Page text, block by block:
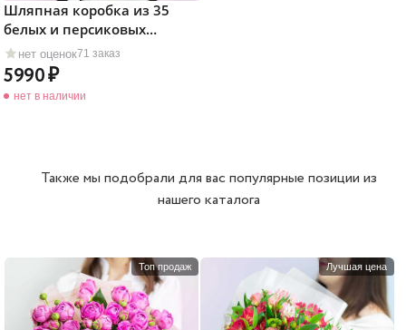
нет оценок71 заказ
Шляпная коробка из 35
белых и персиковых
тюльпанов
5990
нет в наличии
Также мы подобрали для вас популярные позиции из
нашего каталога
Топ продаж Лучшая цена